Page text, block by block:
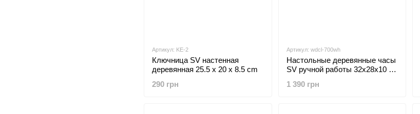
Артикул: KE-2
Ключница SV настенная
деревянная 25.5 x 20 x 8.5 cm
290 грн
Артикул: wdcl-700wh
Настольные деревянные часы
SV ручной работы 32х28х10 см
1 390 грн